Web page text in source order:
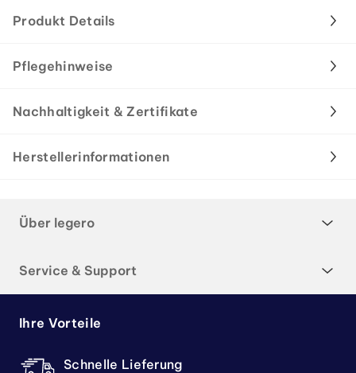
Produkt Details
Pflegehinweise
Nachhaltigkeit & Zertifikate
Herstellerinformationen
Über legero
Service & Support
Ihre Vorteile
Schnelle Lieferung